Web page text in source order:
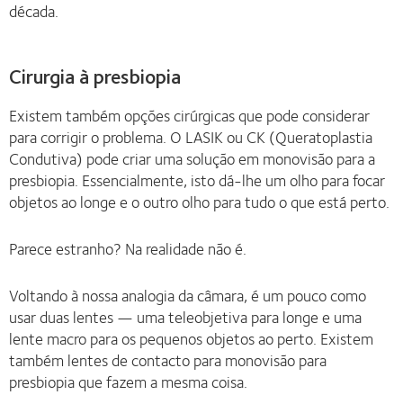
década.
Cirurgia à presbiopia
Existem também opções cirúrgicas que pode considerar
para corrigir o problema. O LASIK ou CK (Queratoplastia
Condutiva) pode criar uma solução em monovisão para a
presbiopia. Essencialmente, isto dá-lhe um olho para focar
objetos ao longe e o outro olho para tudo o que está perto.
Parece estranho? Na realidade não é.
Voltando à nossa analogia da câmara, é um pouco como
usar duas lentes — uma teleobjetiva para longe e uma
lente macro para os pequenos objetos ao perto. Existem
também lentes de contacto para monovisão para
presbiopia que fazem a mesma coisa.